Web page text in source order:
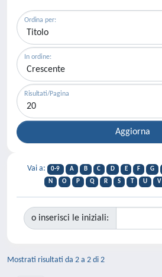
Ordina per:
In ordine:
Risultati/Pagina
Vai a: 0-9 A B C D E F G
N
O P Q R S T U V
o inserisci le iniziali:
Mostrati risultati da 2 a 2 di 2